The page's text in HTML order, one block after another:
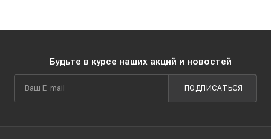
Будьте в курсе наших акций и новостей
ПОДПИСАТЬСЯ